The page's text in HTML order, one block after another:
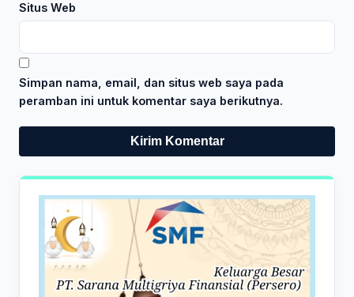
Situs Web
Simpan nama, email, dan situs web saya pada
peramban ini untuk komentar saya berikutnya.